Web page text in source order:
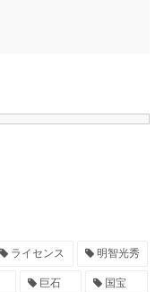
ライセンス 明智光秀
巨石 国宝